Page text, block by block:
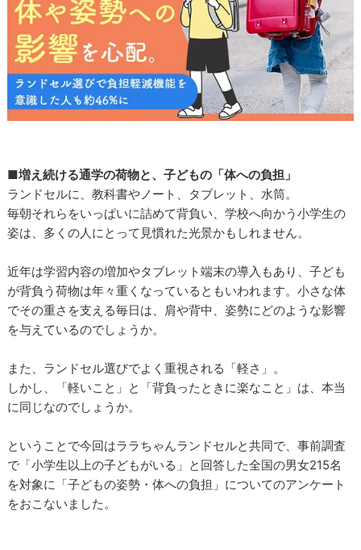
■増え続ける通学の荷物と、子どもの「体への負担」
ランドセルに、教科書やノート、タブレット、水筒。
毎朝それらをいっぱいに詰めて背負い、学校へ向かう小学生の
姿は、多くの人にとって見慣れた光景かもしれません。
近年は学習内容の増加やタブレット端末の導入もあり、子ども
が背負う荷物は年々重くなっているともいわれます。小さな体
でその重さを支える毎日は、肩や背中、姿勢にどのような影響
を与えているのでしょうか。
また、ランドセル選びでよく重視される「軽さ」。
しかし、「軽いこと」と「背負ったときに楽なこと」は、本当
に同じなのでしょうか。
ということで今回はララちゃんランドセルと共同で、事前調査
で「小学生以上の子どもがいる」と回答した全国の男女215名
を対象に「子どもの姿勢・体への負担」についてのアンケート
をおこないました。